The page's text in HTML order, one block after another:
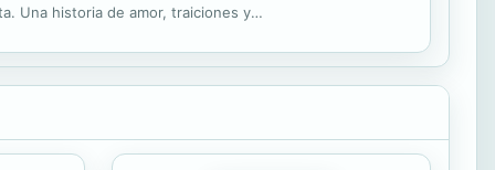
Una historia de amor, traiciones y